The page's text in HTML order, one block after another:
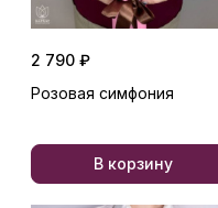
2 790 ₽
Розовая симфония
В корзину